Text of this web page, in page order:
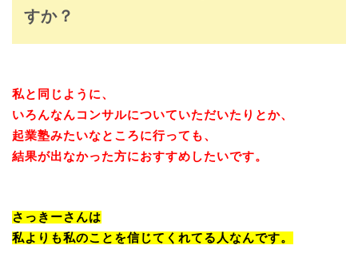
すか？
私と同じように、
いろんなんコンサルについていただいたりとか、
起業塾みたいなところに行っても、
結果が出なかった方におすすめしたいです。
さっきーさんは
私よりも私のことを信じてくれてる人なんです。